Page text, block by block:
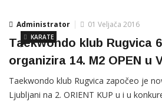
Administrator
KARATE
01 Veljača 2016
Taekwondo klub Rugvica
organizira 14. M2 OPEN u
Taekwondo klub Rugvica započeo je
Ljubljani na 2. ORIENT KUP u i u